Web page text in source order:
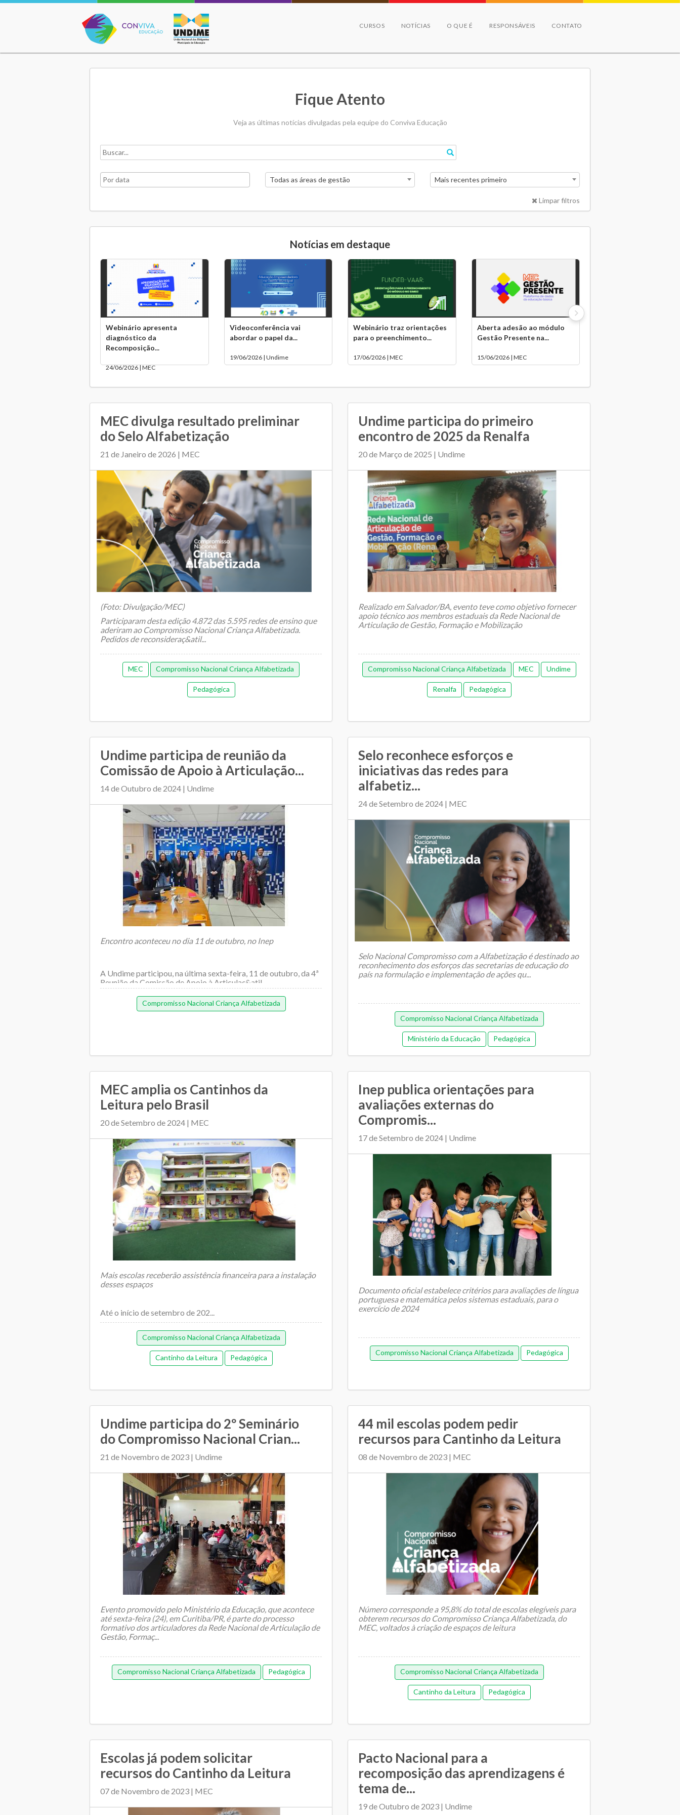
Conviva Educação
CURSOS NOTÍCIAS O QUE É RESPONSÁVEIS CONTATO
Fique Atento
Veja as últimas notícias divulgadas pela equipe do Conviva Educação
Todas as áreas de gestão Mais recentes primeiro
Limpar filtros
Notícias em destaque
Webinário apresenta
diagnóstico da
Recomposição...
24/06/2026 | MEC
Videoconferência vai
abordar o papel da...
19/06/2026 | Undime
Webinário traz orientações
para o preenchimento...
17/06/2026 | MEC
Aberta adesão ao módulo
Gestão Presente na...
15/06/2026 | MEC
MEC divulga resultado preliminar
do Selo Alfabetização
21 de Janeiro de 2026 | MEC
(Foto: Divulgação/MEC)
Participaram desta edição 4.872 das 5.595 redes de ensino que
aderiram ao Compromisso Nacional Criança Alfabetizada.
Pedidos de reconsideraç&atil...
MEC Compromisso Nacional Criança Alfabetizada
Pedagógica
Undime participa do primeiro
encontro de 2025 da Renalfa
20 de Março de 2025 | Undime
Realizado em Salvador/BA, evento teve como objetivo fornecer
apoio técnico aos membros estaduais da Rede Nacional de
Articulação de Gestão, Formação e Mobilização
Compromisso Nacional Criança Alfabetizada MEC Undime
Renalfa Pedagógica
Undime participa de reunião da
Comissão de Apoio à Articulação...
14 de Outubro de 2024 | Undime
Encontro aconteceu no dia 11 de outubro, no Inep
A Undime participou, na última sexta-feira, 11 de outubro, da 4ª
Reunião da Comissão de Apoio à Articulaç&atil...
Compromisso Nacional Criança Alfabetizada
Selo reconhece esforços e
iniciativas das redes para
alfabetiz...
24 de Setembro de 2024 | MEC
Selo Nacional Compromisso com a Alfabetização é destinado ao
reconhecimento dos esforços das secretarias de educação do
país na formulação e implementação de ações qu...
Compromisso Nacional Criança Alfabetizada
Ministério da Educação Pedagógica
MEC amplia os Cantinhos da
Leitura pelo Brasil
20 de Setembro de 2024 | MEC
Mais escolas receberão assistência financeira para a instalação
desses espaços
Até o início de setembro de 202...
Compromisso Nacional Criança Alfabetizada
Cantinho da Leitura Pedagógica
Inep publica orientações para
avaliações externas do
Compromis...
17 de Setembro de 2024 | Undime
Documento oficial estabelece critérios para avaliações de língua
portuguesa e matemática pelos sistemas estaduais, para o
exercício de 2024
Compromisso Nacional Criança Alfabetizada Pedagógica
Undime participa do 2º Seminário
do Compromisso Nacional Crian...
21 de Novembro de 2023 | Undime
Evento promovido pelo Ministério da Educação, que acontece
até sexta-feira (24), em Curitiba/PR, é parte do processo
formativo dos articuladores da Rede Nacional de Articulação de
Gestão, Formaç...
Compromisso Nacional Criança Alfabetizada Pedagógica
44 mil escolas podem pedir
recursos para Cantinho da Leitura
08 de Novembro de 2023 | MEC
Número corresponde a 95,8% do total de escolas elegíveis para
obterem recursos do Compromisso Criança Alfabetizada, do
MEC, voltados à criação de espaços de leitura
Compromisso Nacional Criança Alfabetizada
Cantinho da Leitura Pedagógica
Escolas já podem solicitar
recursos do Cantinho da Leitura
07 de Novembro de 2023 | MEC
Pacto Nacional para a
recomposição das aprendizagens é
tema de...
19 de Outubro de 2023 | Undime